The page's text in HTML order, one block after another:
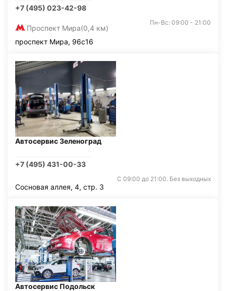
+7 (495) 023-42-98
Проспект Мира(0,4 км)
Пн-Вс: 09:00 - 21:00
проспект Мира, 96с16
Автосервис Зеленоград
+7 (495) 431-00-33
С 09:00 до 21:00. Без выходных
Сосновая аллея, 4, стр. 3
Автосервис Подольск